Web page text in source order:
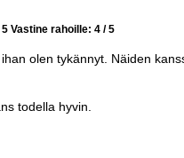
Vastine rahoille: 4 / 5
olen tykännyt. Näiden
todella hyvin.